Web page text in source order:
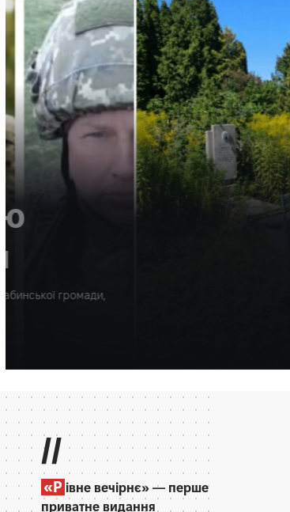
//
«Р івне вечірнє» — перше
приватне видання